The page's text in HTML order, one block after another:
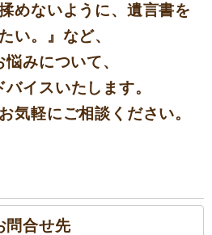
めないように、遺言書を
い。』など、
みについて、
イスいたします。
気軽にご相談ください。
問合せ先